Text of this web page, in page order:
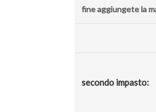
fine aggiungete la
secondo impasto: